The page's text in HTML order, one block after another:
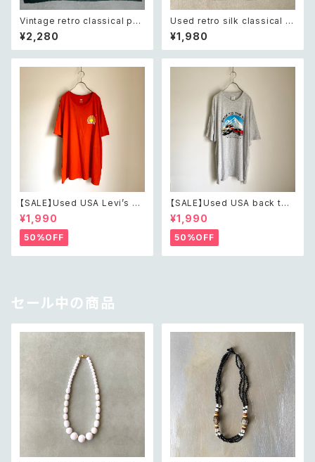
Vintage retro classical pat
tern stole レトロ ヴィンテージ
クラシカル柄 ストール
¥2,280
Used retro silk classical h
orse design scarf レトロ ユ
ーズド シルク クラシカル 馬柄
デザイン 大判 スカーフ
¥1,980
【SALE】Used USA Levi’s su
nrise design orange t shirt
レトロ アメリカ ユーズド 古着
リーバイス サンライズ デザイン
オレンジ Tシャツ XXL
¥1,990
50%OFF
【SALE】Used USA back to t
he 80s car design t shirt レ
トロ アメリカ ユーズド 古着 カ
ーデザイン ライトグレー Tシャ
ツ XXL
¥1,990
50%OFF
セール中の商品